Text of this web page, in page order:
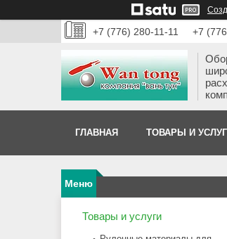
+7 (776) 280-11-11 +7
ГЛАВНАЯ ТОВАРЫ И
Товары и услуги